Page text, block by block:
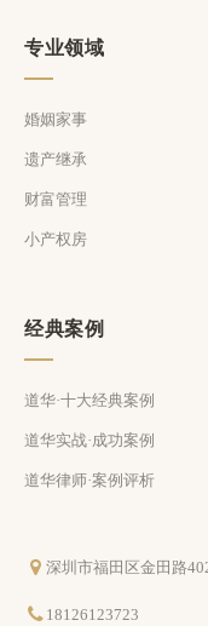
专业领域
婚姻家事
遗产继承
财富管理
小产权房
经典案例
道华·十大经典案例
道华实战·成功案例
道华律师·案例评析
深圳市福田区金田路
18126123723